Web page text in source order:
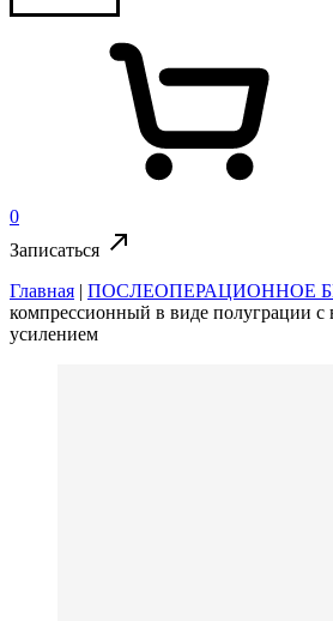
0
Записаться
Главная | ПОСЛЕОПЕРАЦИОННОЕ
компрессионный в виде полуграции с
усилением